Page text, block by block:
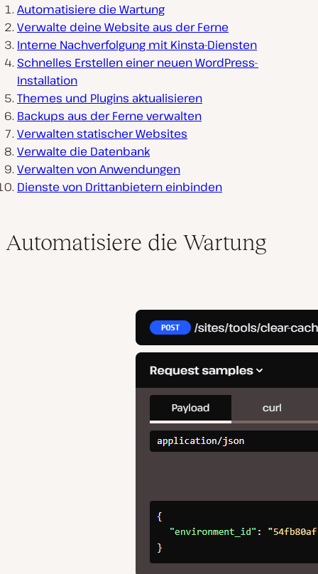
Automatisiere die Wartung
Verwalte deine Website aus der Ferne
Interne Nachverfolgung mit Kinsta-Diensten
Schnelles Erstellen einer neuen WordPress-
Installation
Themes und Plugins aktualisieren
Backups aus der Ferne verwalten
Verwalten statischer Websites
Verwalte die Datenbank
Verwalten von Anwendungen
Dienste von Drittanbietern einbinden
Automatisiere die Wartung